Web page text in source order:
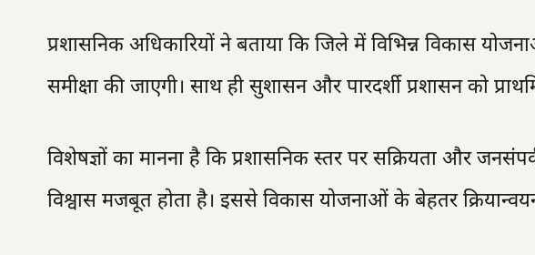
प्रशासनिक अधिकारियों ने बताया कि जिले में विभिन्न विकास
समीक्षा की जाएगी। साथ ही सुशासन और पारदर्शी प्रशासन को
विशेषज्ञों का मानना है कि प्रशासनिक स्तर पर सक्रियता और
विश्वास मजबूत होता है। इससे विकास योजनाओं के बेहतर